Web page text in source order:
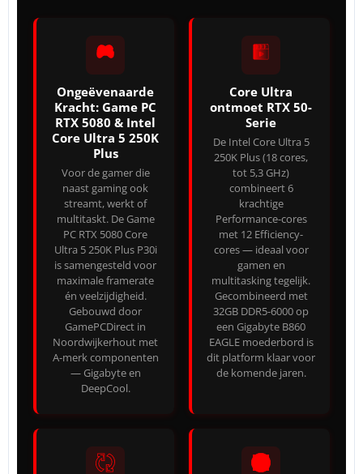
Ongeëvenaarde
Kracht: Game PC
RTX 5080 & Intel
Core Ultra 5 250K
Plus
Voor de gamer die
naast gaming ook
streamt, werkt of
multitaskt. De Game
PC RTX 5080 Core
Ultra 5 250K Plus P30i
is samengesteld voor
maximale framerate
én veelzijdigheid.
Gebouwd door
GamePCDirect in
Noordwijkerhout met
A-merk componenten
— Gigabyte en
DeepCool.
Core Ultra
ontmoet RTX 50-
Serie
De Intel Core Ultra 5
250K Plus (18 cores,
tot 5,3 GHz)
combineert 6
krachtige
Performance-cores
met 12 Efficiency-
cores — ideaal voor
gamen en
multitasking tegelijk.
Gecombineerd met
32GB DDR5-6000 op
een Gigabyte B860
EAGLE moederbord is
dit platform klaar voor
de komende jaren.